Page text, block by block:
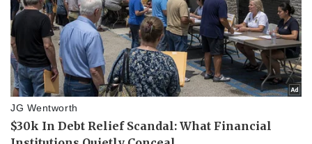
Kinh tế
Bất động sản
Khởi nghiệp
Thị trường
Giá vàng
Tiêu dùng
Tỷ giá
Giá cà phê